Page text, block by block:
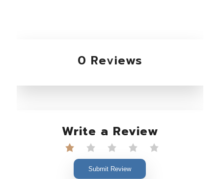
0 Reviews
Write a Review
Submit Review